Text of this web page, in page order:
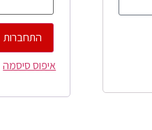
התחברות
איפוס סיסמה